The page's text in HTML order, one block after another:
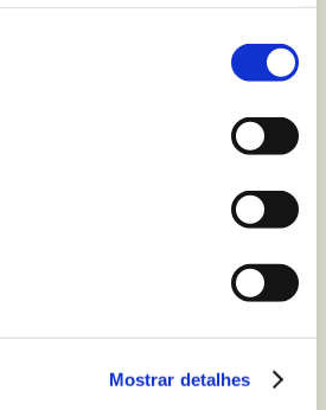
Mostrar detalhes